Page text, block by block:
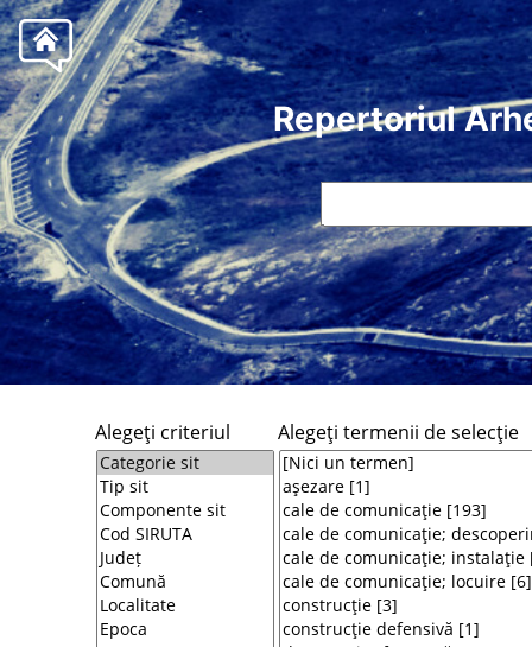
Repertoriul
Alegeţi criteriul Alegeţi termenii de selecţie